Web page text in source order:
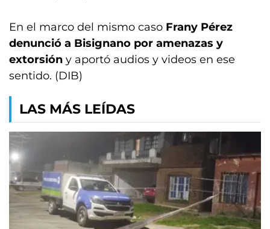
En el marco del mismo caso Frany Pérez
denunció a Bisignano por amenazas y
extorsión y aportó audios y videos en ese
sentido. (DIB)
LAS MÁS LEÍDAS